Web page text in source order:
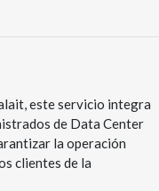
este servicio integra
de Data Center
la operación
clientes de la